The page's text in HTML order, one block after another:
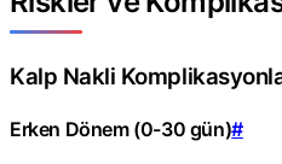
Kalp Nakli
Erken Dönem (0-30 gün)#